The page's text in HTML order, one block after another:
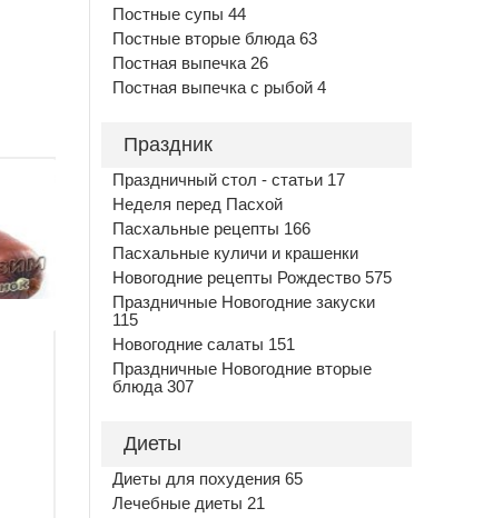
Постные супы 44
Постные вторые блюда 63
Постная выпечка 26
Постная выпечка с рыбой 4
Праздник
Праздничный стол - статьи 17
Неделя перед Пасхой
Пасхальные рецепты 166
Пасхальные куличи и крашенки
Новогодние рецепты Рождество 575
Праздничные Новогодние закуски
115
Новогодние салаты 151
Праздничные Новогодние вторые
блюда 307
Диеты
Диеты для похудения 65
Лечебные диеты 21